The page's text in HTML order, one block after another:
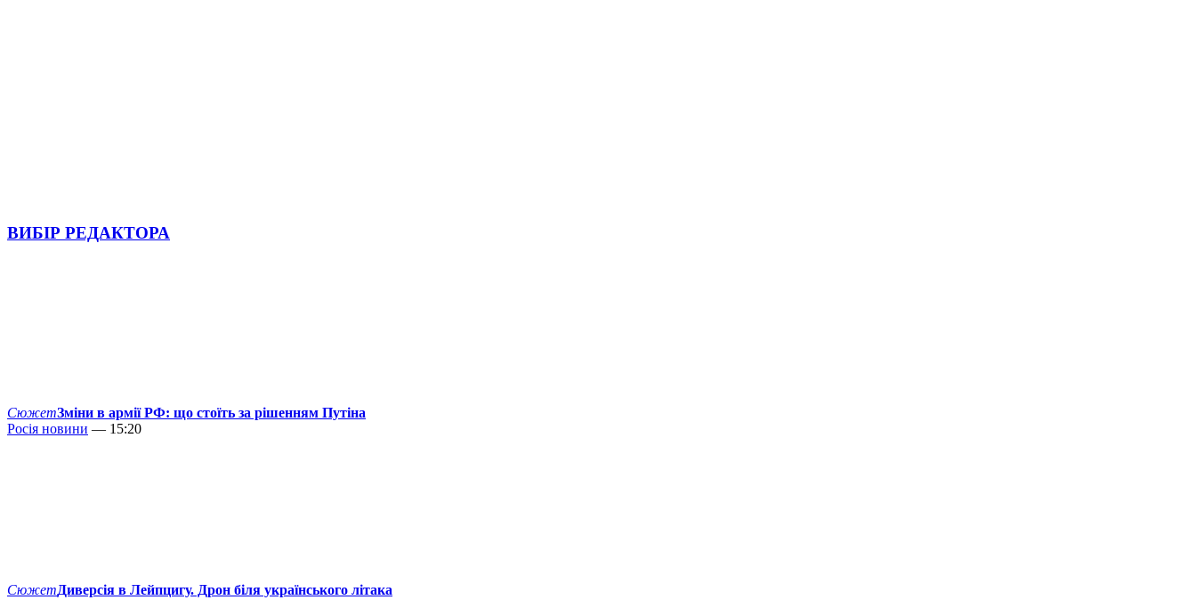
ВИБІР РЕДАКТОРА
СюжетЗміни в армії РФ: що стоїть за рішенням Путіна
Росія новини — 15:20
СюжетДиверсія в Лейпцигу. Дрон біля українського літака